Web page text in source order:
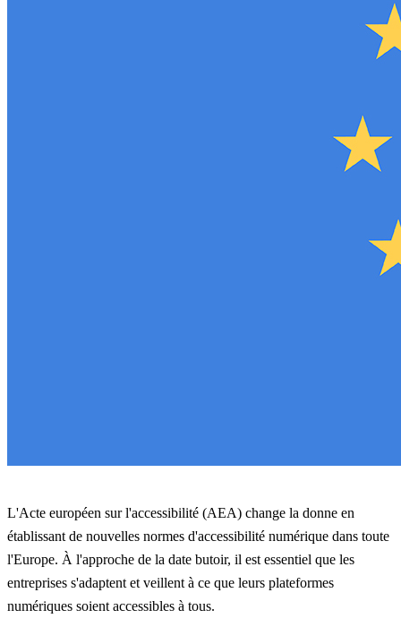
L'Acte européen sur l'accessibilité (AEA) change la donne en
établissant de nouvelles normes d'accessibilité numérique dans toute
l'Europe. À l'approche de la date butoir, il est essentiel que les
entreprises s'adaptent et veillent à ce que leurs plateformes
numériques soient accessibles à tous.